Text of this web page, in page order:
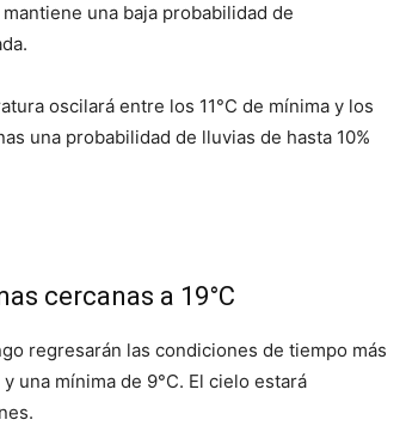
una baja probabilidad de
oscilará entre los 11°C de mínima y los
una probabilidad de lluvias de hasta 10%
cercanas a 19°C
regresarán las condiciones de tiempo más
una mínima de 9°C. El cielo estará